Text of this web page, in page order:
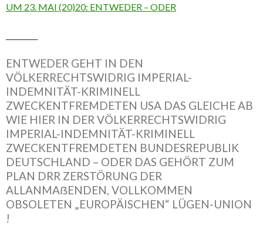
UM 23. MAI (20)20: ENTWEDER – ODER
ENTWEDER GEHT IN DEN
VÖLKERRECHTSWIDRIG IMPERIAL-
INDEMNITÄT-KRIMINELL
ZWECKENTFREMDETEN USA DAS GLEICHE AB
WIE HIER IN DER VÖLKERRECHTSWIDRIG
IMPERIAL-INDEMNITÄT-KRIMINELL
ZWECKENTFREMDETEN BUNDESREPUBLIK
DEUTSCHLAND – ODER DAS GEHÖRT ZUM
PLAN DRR ZERSTÖRUNG DER
ALLANMAẞENDEN, VOLLKOMMEN
OBSOLETEN „EUROPÄISCHEN“ LÜGEN-UNION
!